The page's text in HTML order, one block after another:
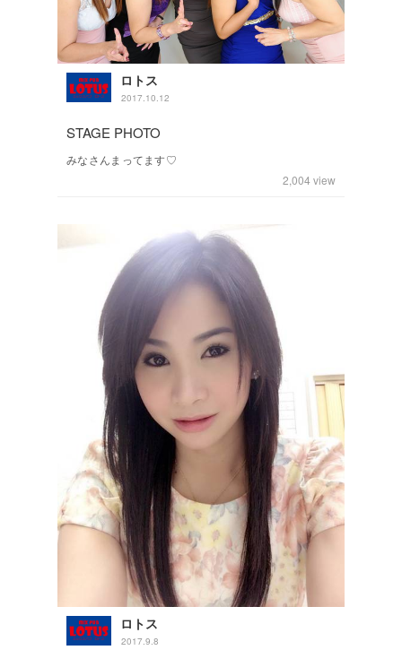
ロトス
2017.10.12
STAGE PHOTO
みなさんまってます♡
2,004 view
ロトス
2017.9.8